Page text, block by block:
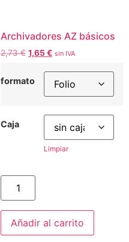
Archivadores AZ básicos
2,73€ 1,65€ sin IVA
formato
Caja
Limpiar
Añadir al carrito